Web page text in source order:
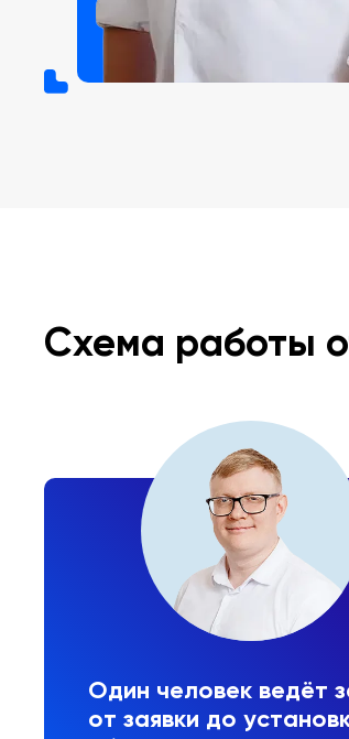
Схема работы
Один человек ведёт
от заявки до